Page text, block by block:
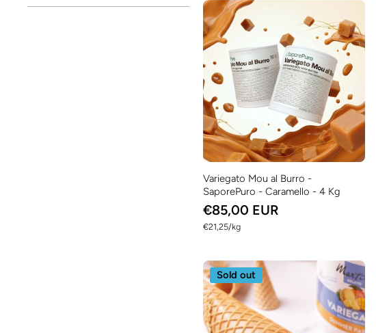
Variegato Mou al Burro -
SaporePuro - Caramello - 4 Kg
€85,00 EUR
€21,25/
per kg
Sold out